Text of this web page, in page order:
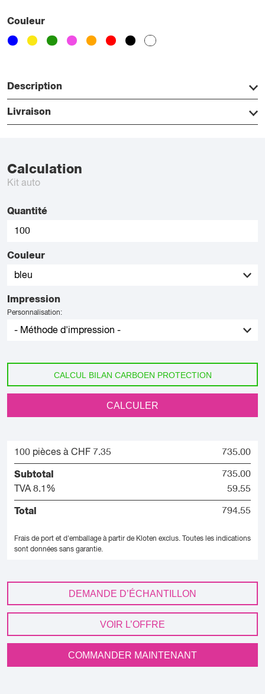
Couleur
Description
Livraison
Calculation
Kit auto
Quantité
Couleur
Impression
Personnalisation:
CALCUL BILAN CARBOEN PROTECTION
CALCULER
100 pièces à CHF 7.35 735.00
Subtotal
735.00
TVA 8.1%
59.55
Total 794.55
Frais de port et d'emballage à partir de Kloten exclus.
Toutes les indications
sont données sans garantie.
DEMANDE D’ÉCHANTILLON
VOIR L’OFFRE
COMMANDER MAINTENANT